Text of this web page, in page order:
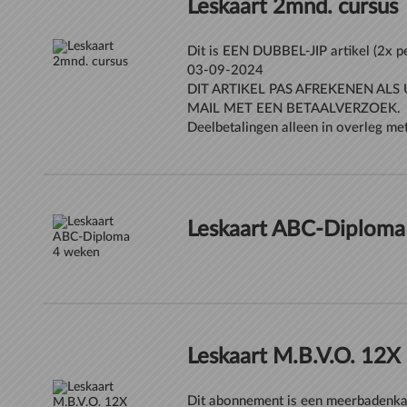
Leskaart 2mnd. cursus
Dit is EEN DUBBEL-JIP artikel (2x
03-09-2024
DIT ARTIKEL PAS AFREKENEN
MAIL MET EEN BETAALVERZOEK.
Deelbetalingen alleen in overleg
Leskaart ABC-
Leskaart M.B.V.O. 12X
Dit abonnement is een